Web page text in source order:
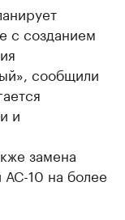
с созданием
сообщили
и
замена
10 на более